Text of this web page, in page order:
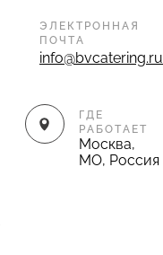
ЭЛЕКТРОННАЯ
ПОЧТА
info@bvcatering.ru
ГДЕ
РАБОТАЕТ
Москва,
МО, Россия